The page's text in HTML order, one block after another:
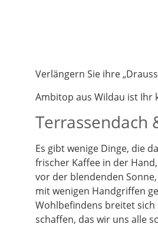
Verlängern Sie ihre
Ambitop aus Wildau ist Ihr
Terrassendach
Es gibt wenige Dinge, die
frischer Kaffee in der
vor der blendenden
mit wenigen Handgriffen
Wohlbefindens breitet sich
schaffen, das wir uns alle